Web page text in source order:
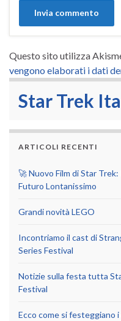
Questo sito utilizza
vengono elaborati i dati
Star Trek
ARTICOLI RECENTI
🚀 Nuovo Film di Star
Futuro Lontanissimo
Grandi novità LEGO
Incontriamo il cast di
Series Festival
Notizie sulla festa tutta
Festival
Ecco come si festeggiano i